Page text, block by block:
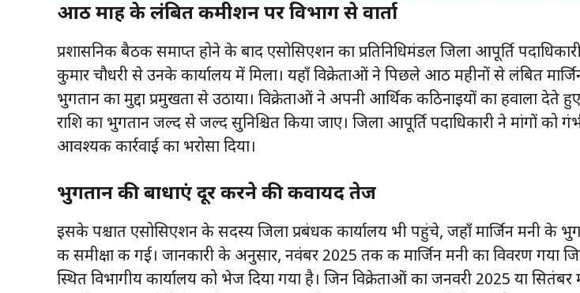
आठ माह के लंबित कमीशन पर विभाग से वार्ता
प्रशासनिक बैठक समाप्त होने के बाद एसोसिएशन का प्रतिनिधिमंडल जिला आपूर्ति
कुमार चौधरी से उनके कार्यालय में मिला। यहाँ विक्रेताओं ने पिछले आठ महीनों से लंबित
भुगतान का मुद्दा प्रमुखता से उठाया। विक्रेताओं ने अपनी आर्थिक कठिनाइयों का हवाला देते
राशि का भुगतान जल्द से जल्द सुनिश्चित किया जाए। जिला आपूर्ति पदाधिकारी ने मांगों को
आवश्यक कार्रवाई का भरोसा दिया।
भुगतान की बाधाएं दूर करने की कवायद तेज
इसके पश्चात एसोसिएशन के सदस्य जिला प्रबंधक कार्यालय भी पहुंचे, जहाँ मार्जिन मनी के
की समीक्षा की गई। जानकारी के अनुसार, नवंबर 2025 तक की मार्जिन मनी का विवरण गया
स्थित विभागीय कार्यालय को भेज दिया गया है। जिन विक्रेताओं का जनवरी 2025 या